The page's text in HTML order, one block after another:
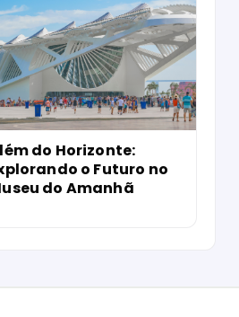
do Horizonte:
o Futuro no
do Amanhã